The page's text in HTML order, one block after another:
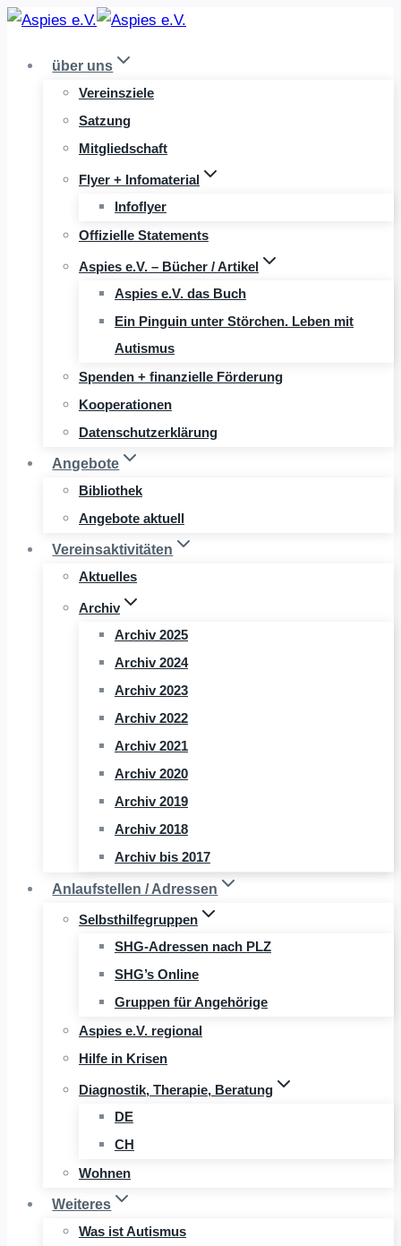
Zum
springenüber uns
Vereinsziele
Satzung
Mitgliedschaft
Flyer + Infomaterial
Infoflyer
Offizielle Statements
Aspies e.V. – Bücher / Artikel
Aspies e.V. das Buch
Ein Pinguin unter Störchen. Leben mit
Autismus
Spenden + finanzielle Förderung
Kooperationen
Datenschutzerklärung
Angebote
Bibliothek
Angebote aktuell
Vereinsaktivitäten
Aktuelles
Archiv
Archiv 2025
Archiv 2024
Archiv 2023
Archiv 2022
Archiv 2021
Archiv 2020
Archiv 2019
Archiv 2018
Archiv bis 2017
Anlaufstellen / Adressen
Selbsthilfegruppen
SHG-Adressen nach PLZ
SHG’s Online
Gruppen für Angehörige
Aspies e.V. regional
Hilfe in Krisen
Diagnostik, Therapie, Beratung
DE
CH
Wohnen
Weiteres
Was ist Autismus